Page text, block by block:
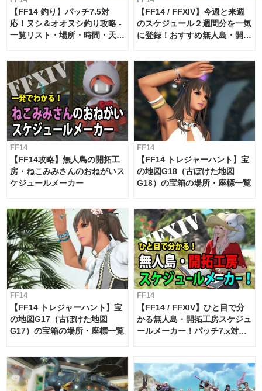
【FF14 釣り】パッチ7.5対
応！ヌシ＆オオヌシ釣り攻略 -
一覧リスト・場所・時間・天
【FF14 / FFXIV】今週と来週
のスケジュール２週間分を一気
に登録！おすすめ無人島・開拓
対応 / 毎週更新中】
FF14
【FF14攻略】無人島の開拓工
房・ねこみみさんのおねがいス
ケジュールメーカー
FF14
【FF14 トレジャーハント】宝
の地図G18（古ぼけた地図
G18）の宝箱の場所・座標一覧
FF14
【FF14 トレジャーハント】宝
の地図G17（古ぼけた地図
G17）の宝箱の場所・座標一覧
FF14
【FF14 / FFXIV】ひと目で分
かる無人島・開拓工房スケジュ
ールメーカー！パッチ7.x対応